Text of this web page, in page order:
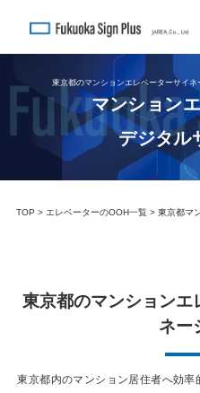
東京都のマンションエレベーターサイ
マンション
デジタル
TOP > エレベーターのOOH一覧> 東京都マ
東京都のマンションエ
ネー
東京都内のマンション居住者へ効